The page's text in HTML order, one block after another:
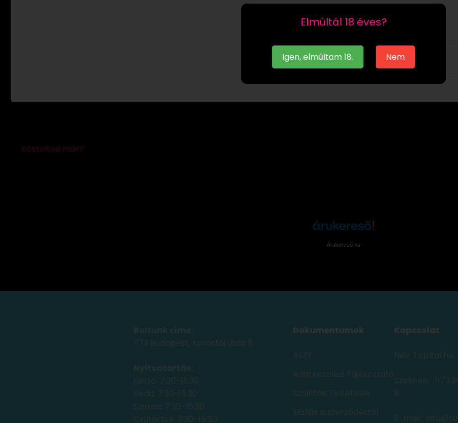
Elmúltál 18 éves?
Igen, elmúltam 18. Nem
Leírás
Árukereső.hu
Boltunk címe:
1173 Budapest, Köröstói utca 8.
Nyitvatartás:
Hétfő: 7:30-15:30
Kedd: 7:30-15:30
Szerda: 7:30-15:30
Csütörtök: 7:30-15:30
Dokumentumok
ÁSZF
Adatkezelési Tájékoztató
Szállítási Feltételek
Elállás a szerződéstől
Kapcsolat
Név: TopItal.hu
Székhely: 1173
8.
E-mail: